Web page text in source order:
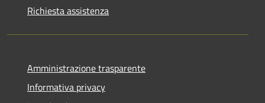
Richiesta assistenza
Amministrazione trasparente
Informativa privacy